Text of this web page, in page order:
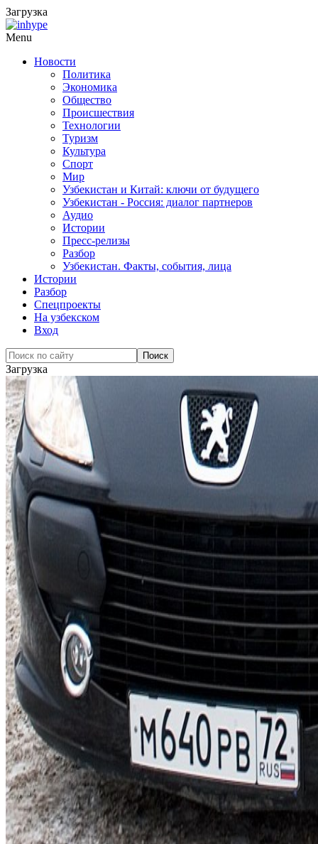
Загрузка
Menu
Новости
Политика
Экономика
Общество
Происшествия
Технологии
Туризм
Культура
Спорт
Мир
Узбекистан и Китай: ключи от будущего
Узбекистан - Россия: диалог партнеров
Аудио
Истории
Пресс-релизы
Разбор
Узбекистан. Факты, события, лица
Истории
Разбор
Спецпроекты
На узбекском
Вход
Загрузка